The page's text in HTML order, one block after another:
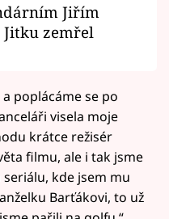
Jiřím
zemřel
poplácáme se po
visela moje
krátce režisér
filmu, ale i tak jsme
kde jsem mu
Barťákovi, to už